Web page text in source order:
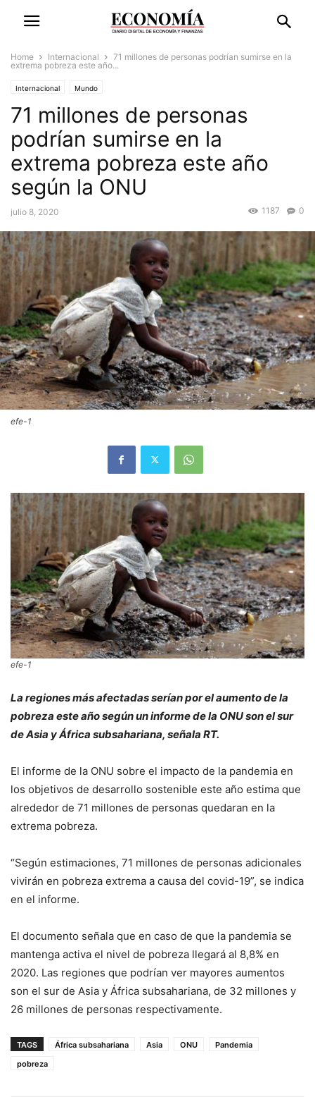
Home Internacional
71 millones de personas podrían sumirse en la
extrema pobreza este año...
Internacional Mundo
71 millones de personas
podrían sumirse en la
extrema pobreza este año
según la ONU
julio 8, 2020 0
1187
efe-1
efe-1
La regiones más afectadas serían por el aumento de la
pobreza este año según un informe de la ONU son el sur
de Asia y África subsahariana, señala RT.
El informe de la ONU sobre el impacto de la pandemia en
los objetivos de desarrollo sostenible este año estima que
alrededor de 71 millones de personas quedaran en la
extrema pobreza.
“Según estimaciones, 71 millones de personas adicionales
vivirán en pobreza extrema a causa del covid-19”, se indica
en el informe.
El documento señala que en caso de que la pandemia se
mantenga activa el nivel de pobreza llegará al 8,8% en
2020. Las regiones que podrían ver mayores aumentos
son el sur de Asia y África subsahariana, de 32 millones y
26 millones de personas respectivamente.
TAGS África subsahariana Asia ONU
Pandemia
pobreza